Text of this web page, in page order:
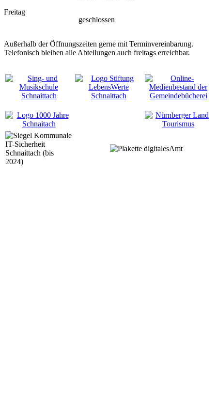
Freitag
geschlossen
Außerhalb der Öffnungszeiten gerne mit Terminvereinbarung.
Telefonisch bleiben alle Abteilungen auch freitags erreichbar.